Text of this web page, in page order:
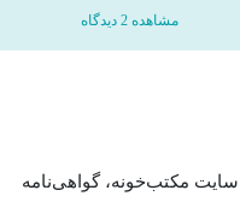
شاخص بجای
مشاهده 2 دیدگاه
سایت مکتب‌خونه، گواهی‌نامه